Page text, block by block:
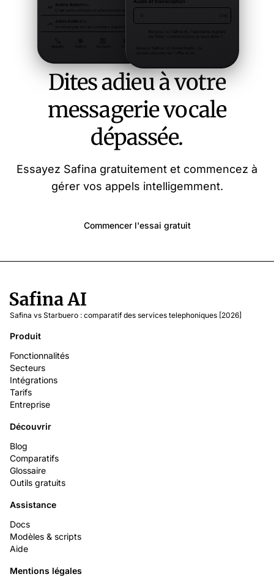
Dites adieu à votre
messagerie vocale
dépassée.
Essayez Safina gratuitement et commencez à
gérer vos appels intelligemment.
Commencer l'essai gratuit
Safina vs Starbuero : comparatif des services telephoniques [2026]
Produit
Fonctionnalités
Secteurs
Intégrations
Tarifs
Entreprise
Découvrir
Blog
Comparatifs
Glossaire
Outils gratuits
Assistance
Docs
Modèles & scripts
Aide
Mentions légales